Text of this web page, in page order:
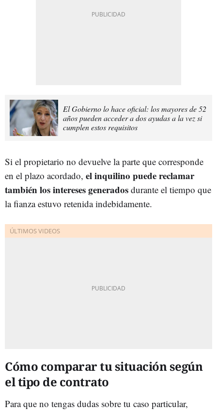
El Gobierno lo hace oficial: los mayores de 52
años pueden acceder a dos ayudas a la vez si
cumplen estos requisitos
Si el propietario no devuelve la parte que corresponde
en el plazo acordado, el inquilino puede reclamar
también los intereses generados durante el tiempo que
la fianza estuvo retenida indebidamente.
Cómo comparar tu situación según
el tipo de contrato
Para que no tengas dudas sobre tu caso particular,